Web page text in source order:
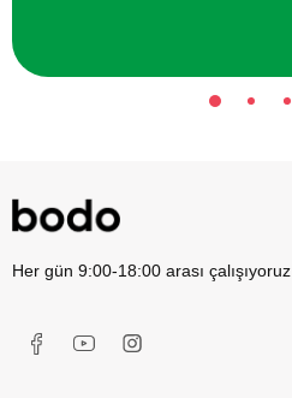
Her gün 9:00-18:00 arası çalışıyoruz